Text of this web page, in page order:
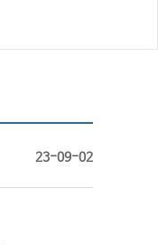
23-09-02